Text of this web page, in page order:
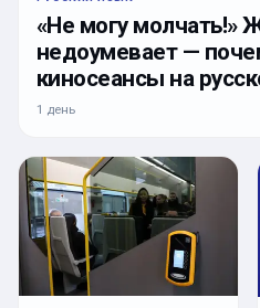
«Не могу молчать!»
недоумевает —
киносеансы на
1 день